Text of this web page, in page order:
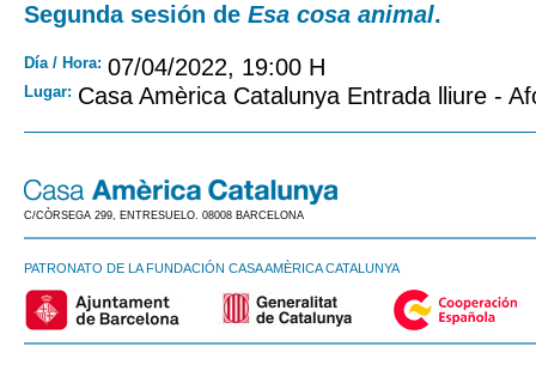
Segunda sesión de Esa cosa animal.
Día / Hora: 07/04/2022, 19:00 H
Lugar: Casa Amèrica Catalunya Entrada lliure -
C/CÒRSEGA 299, ENTRESUELO. 08008 BARCELONA
PATRONATO DE LA FUNDACIÓN CASA AMÈRICA CATALUNYA